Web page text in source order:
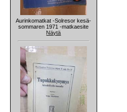
Aurinkomatkat -Solresor kesä-
sommaren 1971 -matkaesite
Näytä